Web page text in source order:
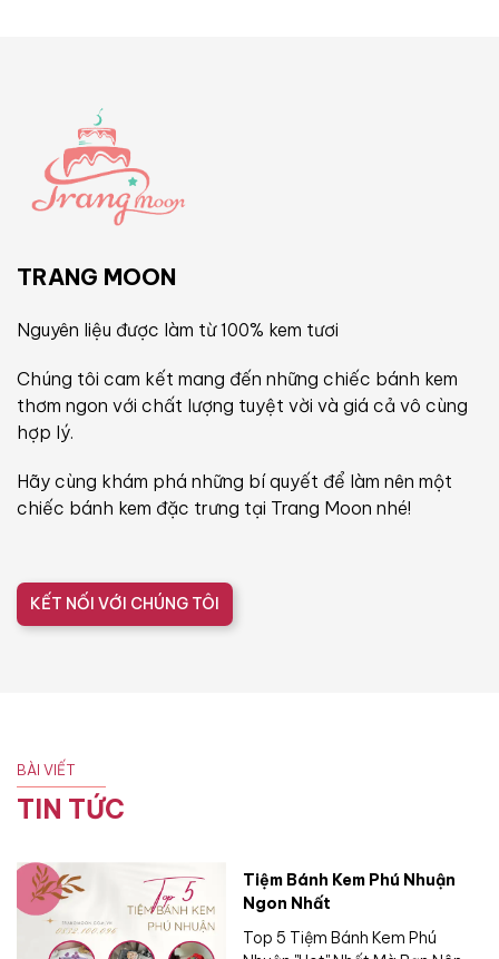
TRANG MOON
Nguyên liệu được làm từ 100% kem tươi
Chúng tôi cam kết mang đến những chiếc bánh kem
thơm ngon với chất lượng tuyệt vời và giá cả vô cùng
hợp lý.
Hãy cùng khám phá những bí quyết để làm nên một
chiếc bánh kem đặc trưng tại Trang Moon nhé!
KẾT NỐI VỚI CHÚNG TÔI
BÀI VIẾT
TIN TỨC
Tiệm Bánh Kem Phú Nhuận
Ngon Nhất
Top 5 Tiệm Bánh Kem Phú